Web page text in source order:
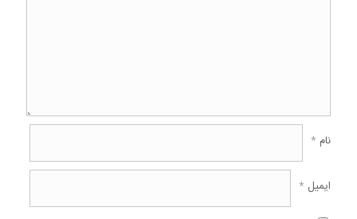
نام *
ایمیل *